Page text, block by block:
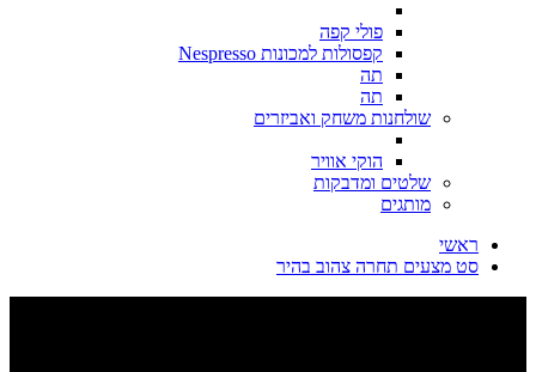
פולי קפה
קפסולות למכונות Nespresso
תה
תה
שולחנות משחק ואביזרים
הוקי אוויר
שלטים ומדבקות
מותגים
ראשי
סט מצעים תחרה צהוב בהיר